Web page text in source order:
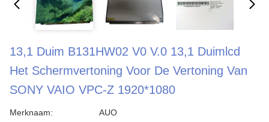
13,1 Duim B131HW02 V0 V.0 13,1 Duimlcd
Het Schermvertoning Voor De Vertoning Van
SONY VAIO VPC-Z 1920*1080
Merknaam: AUO